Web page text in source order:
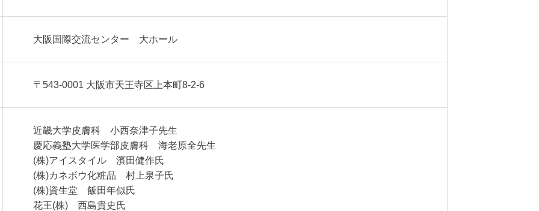
大阪国際交流センター 大ホール
〒543-0001 大阪市天王寺区上本町8-2-6
近畿大学皮膚科 小西奈津子先生
慶応義塾大学医学部皮膚科 海老原全先生
(株)アイスタイル 濱田健作氏
(株)カネボウ化粧品 村上泉子氏
(株)資生堂 飯田年似氏
花王(株) 西島貴史氏